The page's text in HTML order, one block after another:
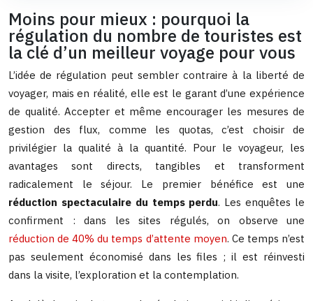
Moins pour mieux : pourquoi la
régulation du nombre de touristes est
la clé d’un meilleur voyage pour vous
L’idée de régulation peut sembler contraire à la liberté de
voyager, mais en réalité, elle est le garant d’une expérience
de qualité. Accepter et même encourager les mesures de
gestion des flux, comme les quotas, c’est choisir de
privilégier la qualité à la quantité. Pour le voyageur, les
avantages sont directs, tangibles et transforment
radicalement le séjour. Le premier bénéfice est une
réduction spectaculaire du temps perdu. Les enquêtes le
confirment : dans les sites régulés, on observe une
réduction de 40% du temps d’attente moyen. Ce temps n’est
pas seulement économisé dans les files ; il est réinvesti
dans la visite, l’exploration et la contemplation.